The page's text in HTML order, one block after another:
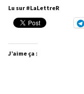
Petit »
Lu sur #LaLettreR
J’aime ça :